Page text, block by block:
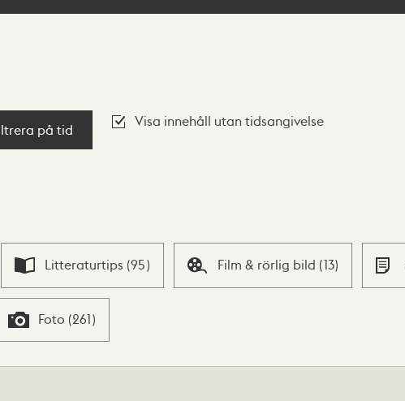
på tid
Visa innehåll utan tidsangivelse
Litteraturtips (95) Film & rörlig bild (13)
Foto (261)